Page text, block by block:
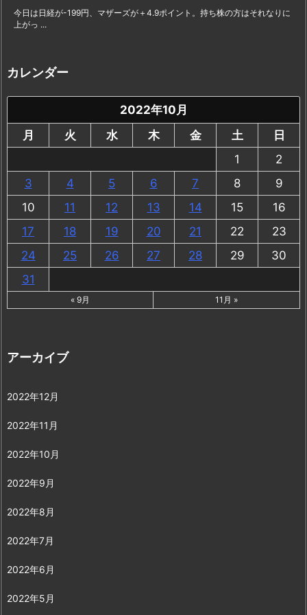
今日は日経が-199円、マザーズが＋4.9ポイント。持ち株の方はそれなりに
上がっ ...
カレンダー
2022年10月
月
火 水 木 金 土
日
1
2
3
4 5 6 7 8
9
10
11 12 13 14 15
16
17
18 19 20 21 22
23
24
25 26 27 28 29
30
31
« 9月 11月 »
アーカイブ
2022年12月
2022年11月
2022年10月
2022年9月
2022年8月
2022年7月
2022年6月
2022年5月